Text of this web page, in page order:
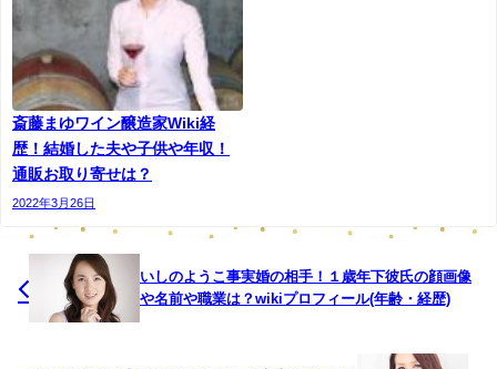
名前：柴野大造
生年月日：1975年
年齢：43歳
職業：ジェラート職人。株式会社マルガー 代表取締役。日
本スイーツ協会 理事(東京)
斎藤まゆワイン醸造家Wiki経
歴！結婚した夫や子供や年収！
通販お取り寄せは？
2022年3月26日
いしのようこ事実婚の相手！１歳年下彼氏の顔画像
や名前や職業は？wikiプロフィール(年齢・経歴)